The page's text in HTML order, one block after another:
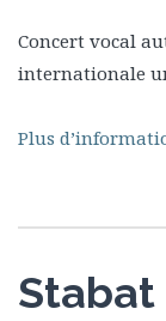
Concert vocal
internationale
Plus
Stabat